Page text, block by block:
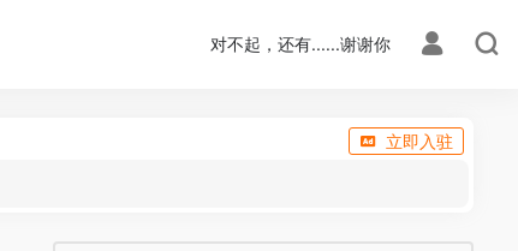
对不起，还有......谢谢你
立即入驻